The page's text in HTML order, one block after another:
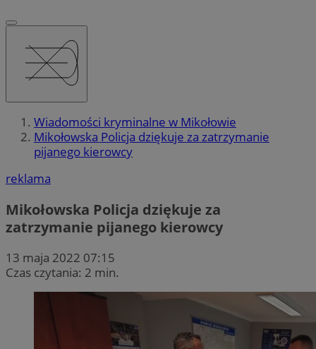
Wiadomości kryminalne w Mikołowie
Mikołowska Policja dziękuje za zatrzymanie
pijanego kierowcy
reklama
Mikołowska Policja dziękuje za
zatrzymanie pijanego kierowcy
13 maja 2022 07:15
Czas czytania: 2 min.